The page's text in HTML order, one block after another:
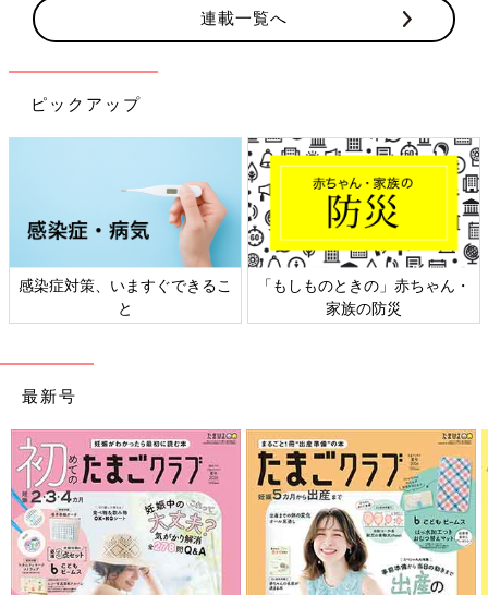
連載一覧へ
ピックアップ
感染症対策、いますぐできるこ
と
「もしものときの」赤ちゃん・
家族の防災
最新号